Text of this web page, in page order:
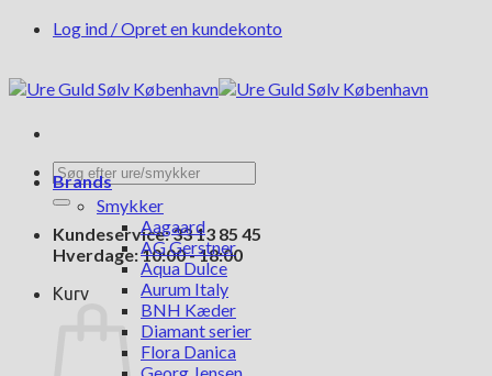
FortsætLog ind / Opret en kundekonto
Søg
efter:
Kundeservice: 33 13 85 45
Hverdage: 10:00 - 18:00
Kurv
Brands
Smykker
Aagaard
AG Gerstner
Aqua Dulce
Aurum Italy
BNH Kæder
Diamant serier
Flora Danica